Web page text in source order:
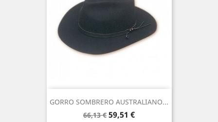
GORRO SOMBRERO AUSTRALIANO...
Precio
66,13 € Precio
59,51 €